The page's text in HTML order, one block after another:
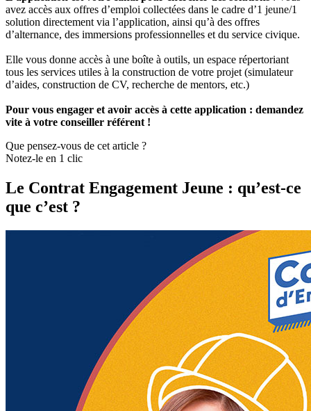
avez accès aux offres d’emploi collectées dans le cadre d’1 jeune/1
solution directement via l’application, ainsi qu’à des offres
d’alternance, des immersions professionnelles et du service civique.
Elle vous donne accès à une boîte à outils, un espace répertoriant
tous les services utiles à la construction de votre projet (simulateur
d’aides, construction de CV, recherche de mentors, etc.)
Pour vous engager et avoir accès à cette application : demandez
vite à votre conseiller référent !
Que pensez-vous de cet article ?
Notez-le en 1 clic
Le Contrat Engagement Jeune : qu’est-ce
que c’est ?